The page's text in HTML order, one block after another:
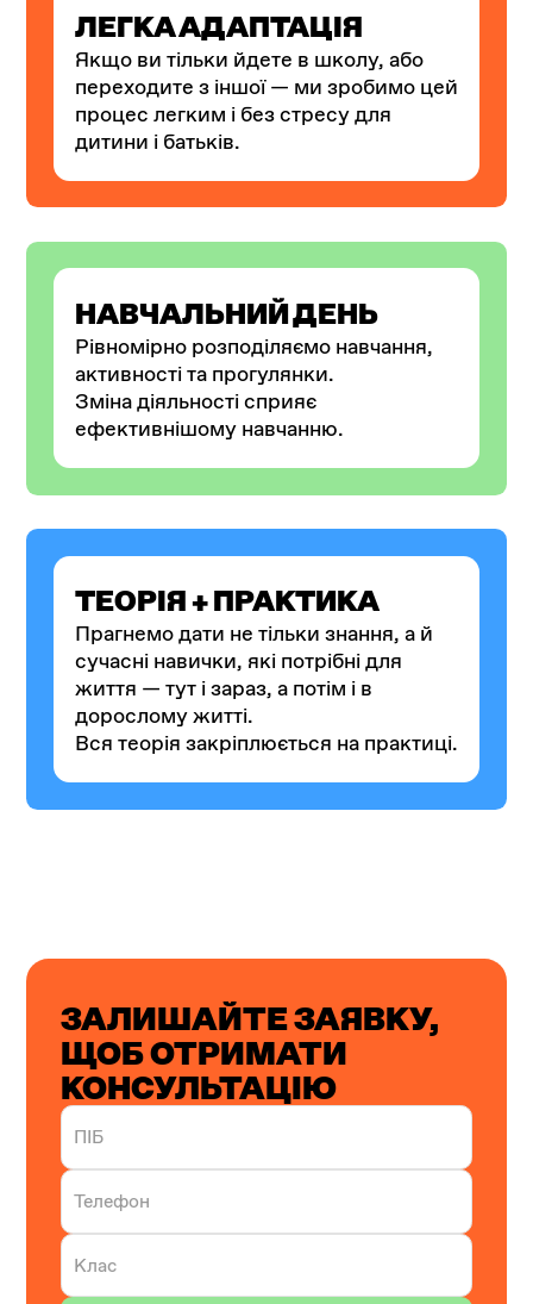
ТЕОРІЯ + ПРАКТИКА
Прагнемо дати не тільки знання, а й
сучасні навички, які потрібні для
життя — тут і зараз, а потім і в
дорослому житті.
Вся теорія закріплюється на практиці.
ЛЕГКА АДАПТАЦІЯ
Якщо ви тільки йдете в школу, або
переходите з іншої — ми зробимо цей
процес легким і без стресу для
дитини і батьків.
НАВЧАЛЬНИЙ ДЕНЬ
Рівномірно розподіляємо навчання,
активності та прогулянки.
Зміна діяльності сприяє
ефективнішому навчанню.
ЗАЛИШАЙТЕ ЗАЯВКУ,
ЩОБ ОТРИМАТИ
КОНСУЛЬТАЦІЮ